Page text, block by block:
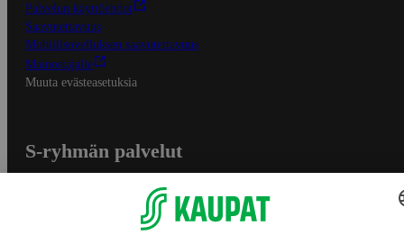
Palvelun käyttöehdot
Saavutettavuus
Mobiilisovelluksen saavutettavuus
Mainostajalle
Muuta evästeasetuksia
S-ryhmän palvelut